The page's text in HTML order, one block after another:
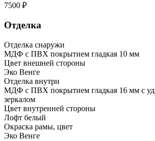
7500 ₽
Отделка
Отделка снаружи
МДФ с ПВХ покрытием гладкая 10 мм
Цвет внешней стороны
Эко Венге
Отделка внутри
МДФ с ПВХ покрытием гладкая 16 мм с
зеркалом
Цвет внутренней стороны
Лофт белый
Окраска рамы, цвет
Эко Венге